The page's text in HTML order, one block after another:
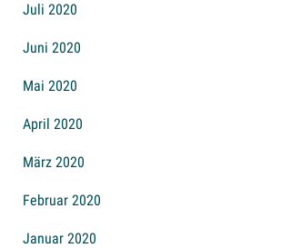
Juli 2020
Juni 2020
Mai 2020
April 2020
März 2020
Februar 2020
Januar 2020